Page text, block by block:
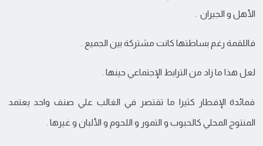
الأهل و الجيران .
فاللقمة رغم بساطتها كانت مشتركة بين الجميع .
لعل هذا ما زاد من الترابط الإجتماعي حينها .
فمائدة الإفطار كثيرا ما تقتصر في الغالب علي صنف واحد يعتمد
المنتوج المحلي كالحبوب و التمور و اللحوم و الألبان و غيرها .